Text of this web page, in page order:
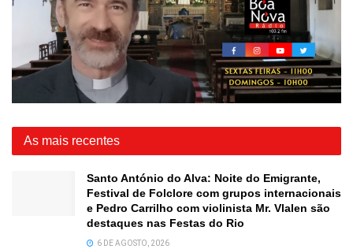
As mais recentes
Santo António do Alva: Noite do Emigrante,
Festival de Folclore com grupos internacionais
e Pedro Carrilho com violinista Mr. Vlalen são
destaques nas Festas do Rio
6 DE AGOSTO, 2026